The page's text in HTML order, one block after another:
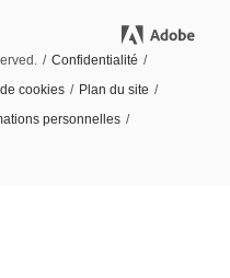
/ Confidentialité /
cookies / Plan du site /
personnelles /